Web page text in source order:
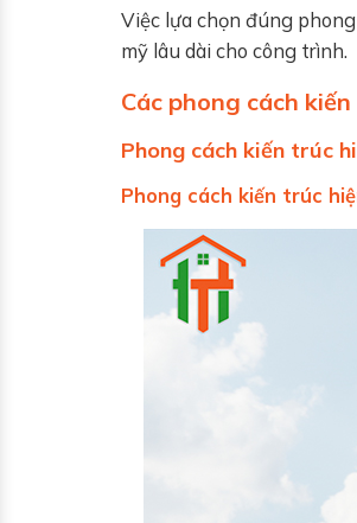
Việc lựa chọn đúng
mỹ lâu dài cho công trình.
Các phong cách
Phong cách kiến trúc
Phong cách kiến trúc